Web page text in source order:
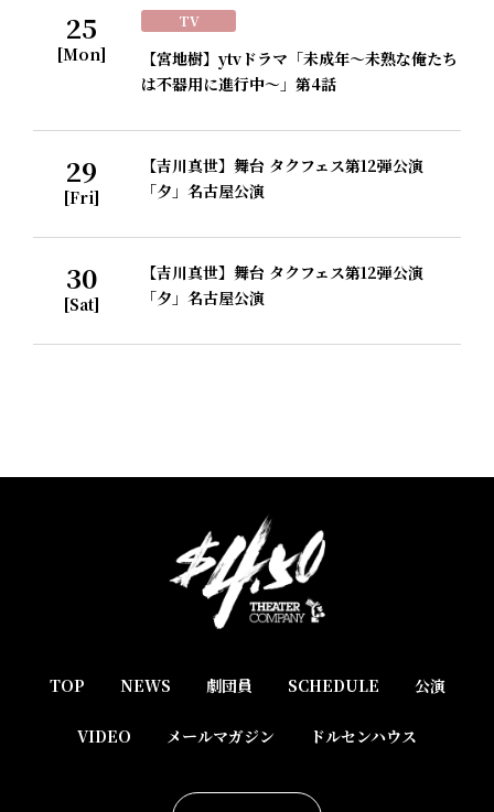
25
[Mon]
TV
【宮地樹】ytvドラマ「未成年～未熟な俺たち
は不器用に進行中～」第4話
29
[Fri]
【吉川真世】舞台 タクフェス第12弾公演
「夕」名古屋公演
30
[Sat]
【吉川真世】舞台 タクフェス第12弾公演
「夕」名古屋公演
TOP NEWS 劇団員 SCHEDULE 公演
VIDEO メールマガジン ドルセンハウス